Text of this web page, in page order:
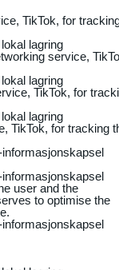
TikTok, for
lagring
service,
lagring
TikTok, for
lagring
TikTok, for tracking
user and the
to optimise the